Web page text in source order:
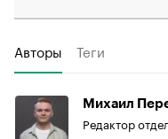
Авторы Теги
Михаил
Редактор